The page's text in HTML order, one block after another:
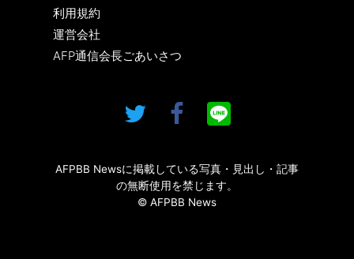
利用規約
運営会社
AFP通信会長ごあいさつ
AFPBB Newsに掲載している写真・見出し・記事
の無断使用を禁じます。
© AFPBB News